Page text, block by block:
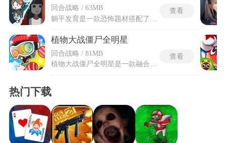
回合战略 / 63MB
查看
植物大战僵尸全明星
回合战略 / 81MB
植物大战僵尸全明星是一款融合经典塔防与角色养成的策略游戏，在保留系列核心玩法的基础上进行了全面创新。玩家将指挥各类拥有独特能力的植物战士，在多样场景中抵御僵尸大军的进攻，合理分配阳光资源、搭配植物阵容是取胜关键。植物大战僵尸全明星加入了装备系统、精灵养成、PVP对战等全新内容，还有丰富的关卡模式和活动挑战，既延续了经典IP的趣味性，又新增了多重策略维度，让玩家在守护家园的过程中，体验全新的塔防竞技乐趣，适合各类喜欢策略游戏的玩家沉浸式体验。
查看
热门下载